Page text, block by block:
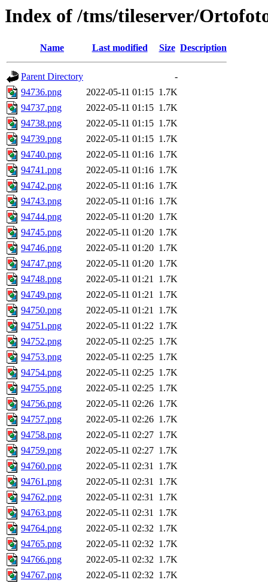
Index of /tms/tileserver/
Name Last modified Size Description
Parent Directory
-
94736.png
2022-05-11 01:15 1.7K
94737.png
2022-05-11 01:15 1.7K
94738.png
2022-05-11 01:15 1.7K
94739.png
2022-05-11 01:15 1.7K
94740.png
2022-05-11 01:16 1.7K
94741.png
2022-05-11 01:16 1.7K
94742.png
2022-05-11 01:16 1.7K
94743.png
2022-05-11 01:16 1.7K
94744.png
2022-05-11 01:20 1.7K
94745.png
2022-05-11 01:20 1.7K
94746.png
2022-05-11 01:20 1.7K
94747.png
2022-05-11 01:20 1.7K
94748.png
2022-05-11 01:21 1.7K
94749.png
2022-05-11 01:21 1.7K
94750.png
2022-05-11 01:21 1.7K
94751.png
2022-05-11 01:22 1.7K
94752.png
2022-05-11 02:25 1.7K
94753.png
2022-05-11 02:25 1.7K
94754.png
2022-05-11 02:25 1.7K
94755.png
2022-05-11 02:25 1.7K
94756.png
2022-05-11 02:26 1.7K
94757.png
2022-05-11 02:26 1.7K
94758.png
2022-05-11 02:27 1.7K
94759.png
2022-05-11 02:27 1.7K
94760.png
2022-05-11 02:31 1.7K
94761.png
2022-05-11 02:31 1.7K
94762.png
2022-05-11 02:31 1.7K
94763.png
2022-05-11 02:31 1.7K
94764.png
2022-05-11 02:32 1.7K
94765.png
2022-05-11 02:32 1.7K
94766.png
2022-05-11 02:32 1.7K
94767.png
2022-05-11 02:32 1.7K